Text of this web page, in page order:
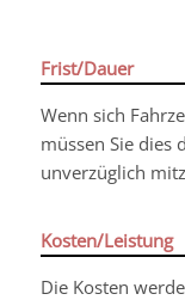
Frist/Dauer
Wenn sich
müssen Sie dies
unverzüglich
Kosten/Leistung
Die Kosten